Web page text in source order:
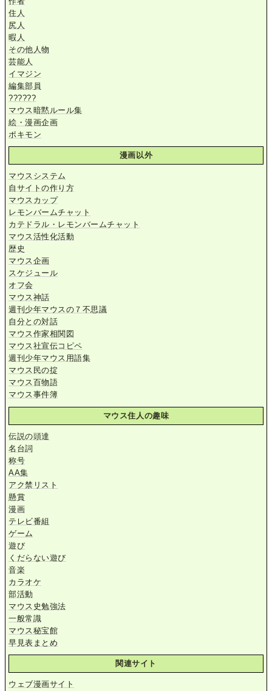
住人
尻人
暇人
その他人物
芸能人
イマジン
編集部員
??????
マウス暗黙ルール集
絵・漫画企画
ポキモン
漫画以外
マウスシステム
自サイトの作り方
マウスカップ
レモンバームチャット
カテドラル・レモンバームチャット
マウス活性化活動
歴史
マウス企画
スケジュール
オフ会
マウス神話
週刊少年マウスの７不思議
自分との対話
マウス作家相関図
マウス社宣伝コピペ
週刊少年マウス用語集
マウス民の掟
マウス百物語
マウス事件簿
マウス住人の趣味
伝説の頭達
名台詞
称号
AA集
アク禁リスト
懸賞
漫画
テレビ番組
ゲーム
遊び
くだらない遊び
音楽
カラオケ
部活動
マウス史勉強法
一般常識
マウス秘宝館
早見表まとめ
関連サイト
ウェブ漫画サイト